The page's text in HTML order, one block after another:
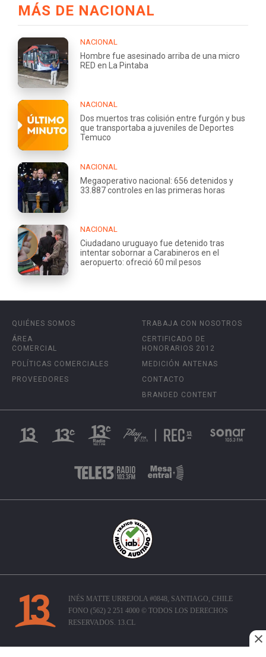
MÁS DE NACIONAL
NACIONAL
Hombre fue asesinado arriba de una micro
RED en La Pintaba
NACIONAL
Dos muertos tras colisión entre furgón y bus
que transportaba a juveniles de Deportes
Temuco
NACIONAL
Megaoperativo nacional: 656 detenidos y
33.887 controles en las primeras horas
NACIONAL
Ciudadano uruguayo fue detenido tras
intentar sobornar a Carabineros en el
aeropuerto: ofreció 60 mil pesos
QUIÉNES SOMOS
ÁREA
COMERCIAL
POLÍTICAS COMERCIALES
PROVEEDORES
TRABAJA CON NOSOTROS
CERTIFICADO DE
HONORARIOS 2012
MEDICIÓN ANTENAS
CONTACTO
BRANDED CONTENT
INÉS MATTE URREJOLA #0848, SANTIAGO, CHILE
FONO (562) 2 251 4000 © TODOS LOS DERECHOS
RESERVADOS. 13.CL